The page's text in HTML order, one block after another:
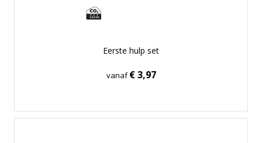
Eerste hulp set
vanaf€ 3,97